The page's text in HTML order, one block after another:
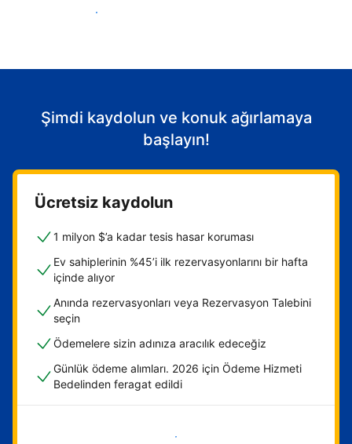
Konuk ağırlamaya başla
Şimdi kaydolun ve konuk ağırlamaya
başlayın!
Ücretsiz kaydolun
1 milyon $’a kadar tesis hasar koruması
Ev sahiplerinin %45’i ilk rezervasyonlarını bir hafta
içinde alıyor
Anında rezervasyonları veya Rezervasyon Talebini
seçin
Ödemelere sizin adınıza aracılık edeceğiz
Günlük ödeme alımları. 2026 için Ödeme Hizmeti
Bedelinden feragat edildi
Hemen başla